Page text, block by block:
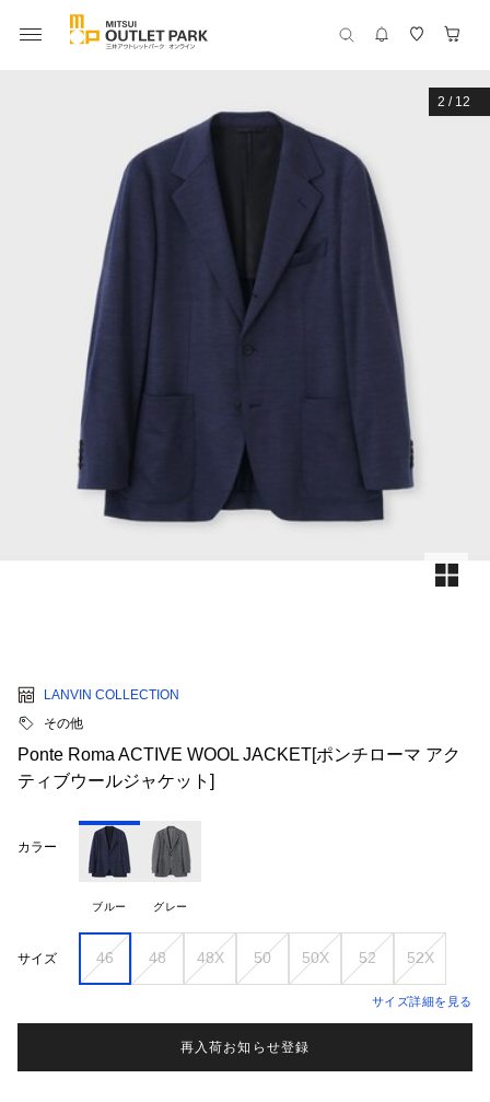
2 / 12
LANVIN COLLECTION
その他
Ponte Roma ACTIVE WOOL JACKET[ポンチローマ アク
ティブウールジャケット]
カラー
ブルー グレー
サイズ 46 48 48X 50 50X 52 52X
サイズ詳細を見る
再入荷お知らせ登録